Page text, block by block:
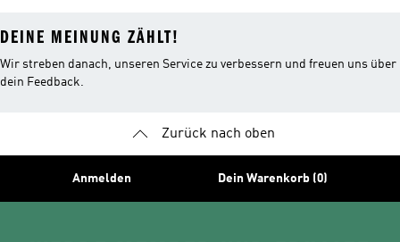
DEINE MEINUNG ZÄHLT!
Wir streben danach, unseren Service zu verbessern und freuen uns über
dein Feedback.
Zurück nach oben
Anmelden Dein Warenkorb (0)